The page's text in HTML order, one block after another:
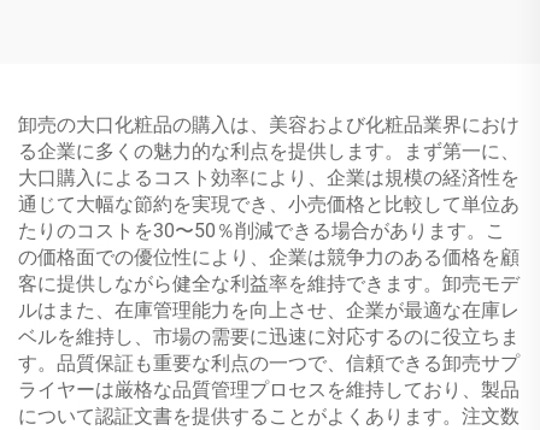
卸売の大口化粧品の購入は、美容および化粧品業界におけ
る企業に多くの魅力的な利点を提供します。まず第一に、
大口購入によるコスト効率により、企業は規模の経済性を
通じて大幅な節約を実現でき、小売価格と比較して単位あ
たりのコストを30〜50％削減できる場合があります。こ
の価格面での優位性により、企業は競争力のある価格を顧
客に提供しながら健全な利益率を維持できます。卸売モデ
ルはまた、在庫管理能力を向上させ、企業が最適な在庫レ
ベルを維持し、市場の需要に迅速に対応するのに役立ちま
す。品質保証も重要な利点の一つで、信頼できる卸売サプ
ライヤーは厳格な品質管理プロセスを維持しており、製品
について認証文書を提供することがよくあります。注文数